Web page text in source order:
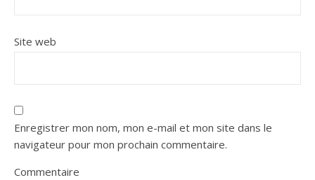
Site web
Enregistrer mon nom, mon e-mail et mon site dans le
navigateur pour mon prochain commentaire.
Commentaire